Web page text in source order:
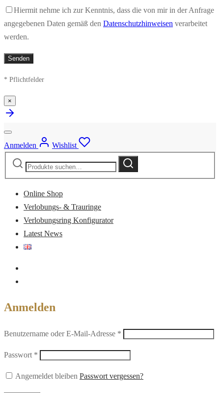
Hiermit nehme ich zur Kenntnis, dass die von mir in der Anfrage
angegebenen Daten gemäß den Datenschutzhinweisen verarbeitet
werden.
* Pflichtfelder
×
Anmelden
Wishlist
Suche
Suche
Online Shop
Verlobungs- & Trauringe
Verlobungsring Konfigurator
Latest News
Anmelden
Benutzername oder E-Mail-Adresse *
Passwort *
Angemeldet bleiben Passwort vergessen?